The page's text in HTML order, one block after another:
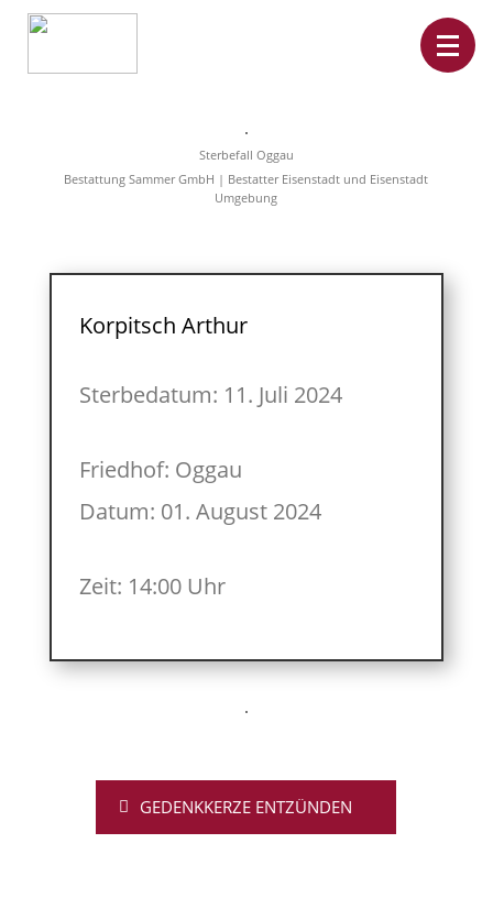
Rat&Hilfe
Sterbefälle
Sterbefall Oggau
Bestattung Sammer GmbH | Bestatter Eisenstadt und Eisenstadt
Umgebung
Korpitsch Arthur
Sterbedatum: 11. Juli 2024
Friedhof: Oggau
Datum: 01. August 2024
Zeit: 14:00 Uhr
GEDENKKERZE ENTZÜNDEN